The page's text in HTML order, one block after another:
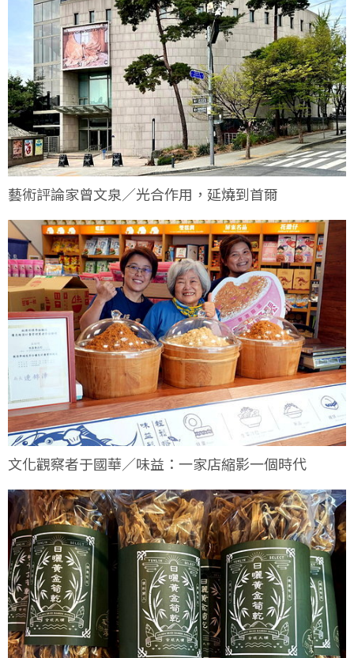
藝術評論家曾文泉／光合作用，延燒到首爾
文化觀察者于國華／味益：一家店縮影一個時代